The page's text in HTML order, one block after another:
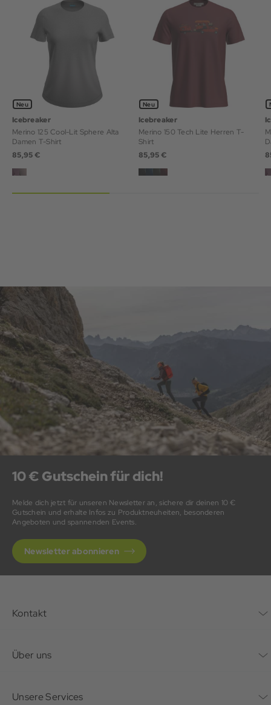
Neu
Icebreaker
Merino 125 Cool-Lit Sphere Alta
Damen T-Shirt
85,95 €
Neu
Icebreaker
Merino 150 Tech Lite Herren T-
Shirt
85,95 €
10 € Gutschein für dich!
Melde dich jetzt für unseren Newsletter an, sichere dir deinen 10 €
Gutschein und erhalte Infos zu Produktneuheiten, besonderen
Angeboten und spannenden Events.
Newsletter abonnieren
Kontakt
Über uns
Unsere Services